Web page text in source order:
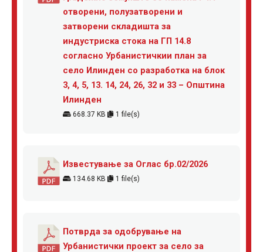
отворени, полузатворени и
затворени складишта за
индустриска стока на ГП 14.8
согласно Урбанистичкии план за
село Илинден со разработка на блок
3, 4, 5, 13. 14, 24, 26, 32 и 33 – Општина
Илинден
668.37 KB 1 file(s)
Известување за Оглас бр.02/2026
134.68 KB 1 file(s)
Потврда за одобрување на
Урбанистички проект за село за